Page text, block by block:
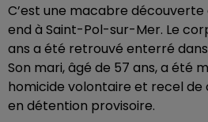
C’est une macabre découverte
end à Saint-Pol-sur-Mer. Le
ans a été retrouvé enterré
Son mari, âgé de 57 ans, a été
homicide volontaire et recel de
en détention provisoire.